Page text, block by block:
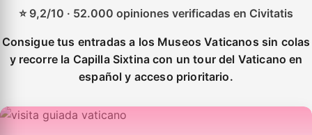
⭐ 9,2/10 · 52.000 opiniones verificadas en Civitatis
Consigue tus entradas a los Museos Vaticanos sin colas
y recorre la Capilla Sixtina con un tour del Vaticano en
español y acceso prioritario.